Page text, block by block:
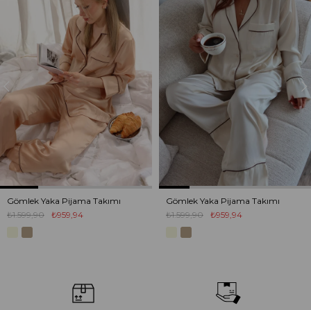
Gömlek Yaka Pijama Takımı
₺959,94
₺1.599,90
Gömlek Yaka Pijama Takımı
₺959,94
₺1.599,90